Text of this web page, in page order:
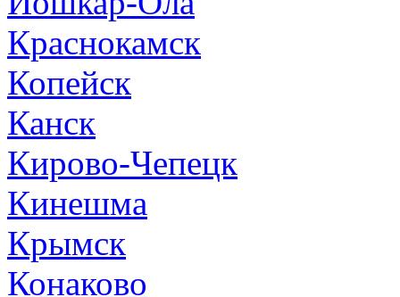
Краснокамск
Копейск
Канск
Кирово-Чепецк
Кинешма
Крымск
Конаково